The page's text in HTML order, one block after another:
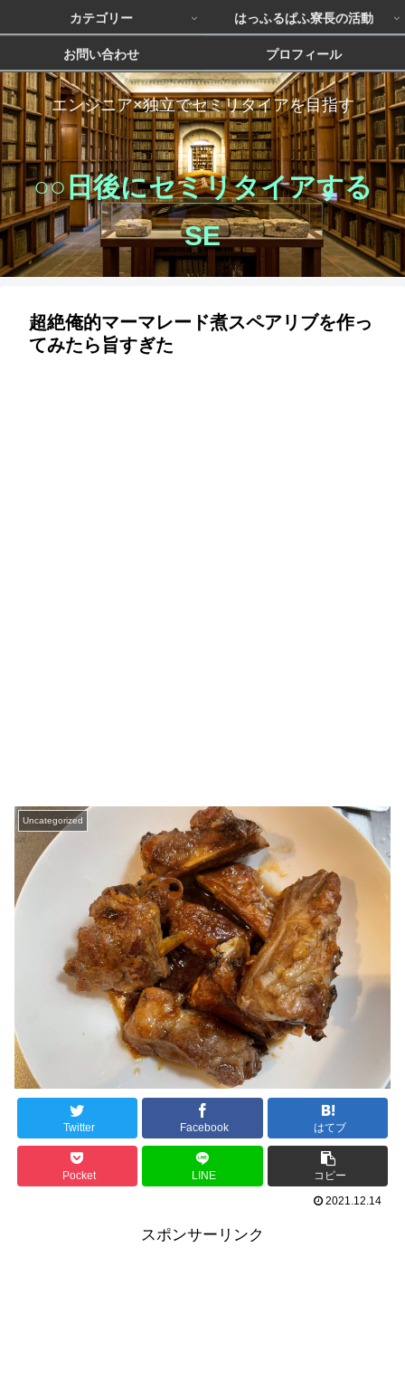
エンジニア×独立でセミリタイアを目指す
○○日後にセミリタイアする
SE
カテゴリー はっふるぱふ寮長の活動
お問い合わせ プロフィール
超絶俺的マーマレード煮スペアリブを作っ
てみたら旨すぎた
Uncategorized
Twitter Facebook はてブ
Pocket LINE
コピー
2021.12.14
スポンサーリンク